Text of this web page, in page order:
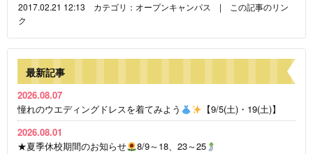
2017.02.21 12:13 カテゴリ： オープンキャンパス |
この記事のリン
ク
最新記事
2026.08.07
憧れのウエディングドレスを着てみよう
【9/5(土)・19(土)】
2026.08.01
★夏季休校期間のお知らせ
8/9～18、23～25